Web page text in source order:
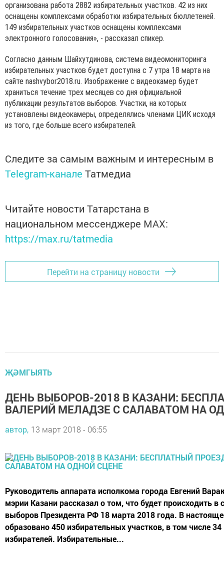
организована работа 2882 избирательных участков. 42 из них
оснащены комплексами обработки избирательных бюллетеней.
149 избирательных участков оснащены комплексами
электронного голосования», - рассказал спикер.
Согласно данным Шайхутдинова, система видеомониторинга
избирательных участков будет доступна с 7 утра 18 марта на
сайте nashvybor2018.ru. Изображение с видеокамер будет
храниться течение трех месяцев со дня официальной
публикации результатов выборов. Участки, на которых
установлены видеокамеры, определялись членами ЦИК исходя
из того, где больше всего избирателей.
Следите за самым важным и интересным в
Telegram-канале Татмедиа
Читайте новости Татарстана в
национальном мессенджере MАХ:
https://max.ru/tatmedia
Перейти на страницу новости
ҖӘМГЫЯТЬ
ДЕНЬ ВЫБОРОВ-2018 В КАЗАНИ:
ВАЛЕРИЙ МЕЛАДЗЕ С САЛАВАТОМ НА
автор, 13 март 2018 - 06:55
Руководитель аппарата исполкома города Евгений
мэрии Казани рассказал о том, что будет происходить в
выборов Президента РФ 18 марта 2018 года. В
образовано 450 избирательных участков, в том числе
избирателей. Избирательные...